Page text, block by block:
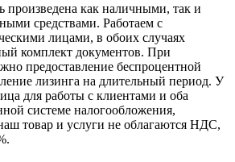
как наличными, так и
средствами. Работаем с
лицами, в обоих случаях
комплект документов. При
предоставление беспроцентной
лизинга на длительный период. У
для работы с клиентами и оба
системе налогообложения,
товар и услуги не облагаются НДС,